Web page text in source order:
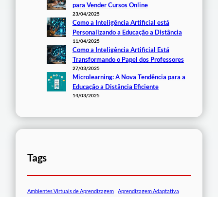
para Vender Cursos Online
23/04/2025
Como a Inteligência Artificial está
Personalizando a Educação a Distância
11/04/2025
Como a Inteligência Artificial Está
Transformando o Papel dos Professores
27/03/2025
Microlearning: A Nova Tendência para a
Educação a Distância Eficiente
14/03/2025
Tags
Ambientes Virtuais de Aprendizagem Aprendizagem Adaptativa